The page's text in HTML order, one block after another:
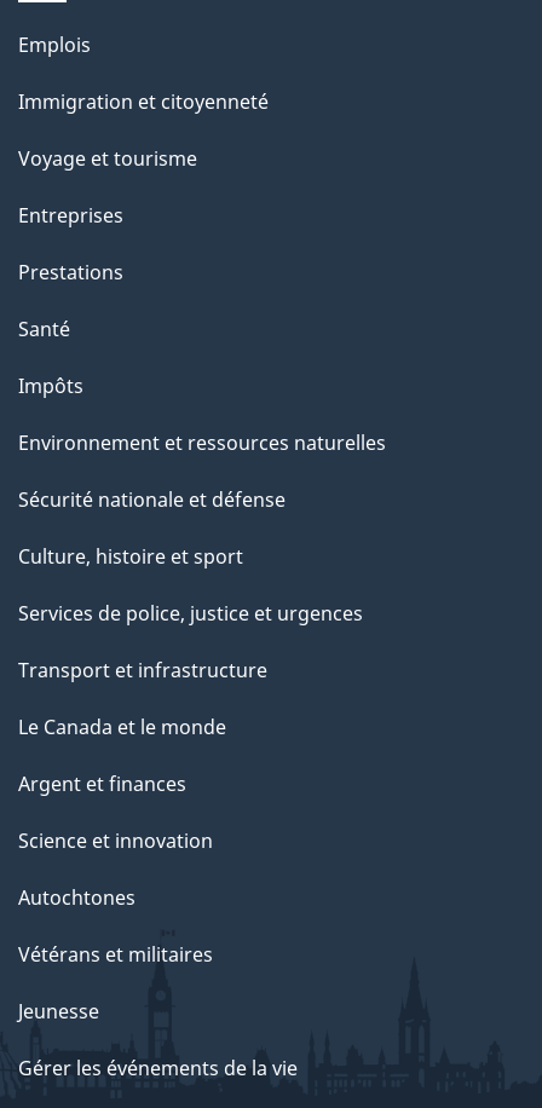
l
a
a
g
"
Thèmes
sujets
Emplois
Immigration et citoyenneté
Voyage et tourisme
Entreprises
Prestations
Santé
Impôts
Environnement et ressources naturelles
Sécurité nationale et défense
Culture, histoire et sport
Services de police, justice et urgences
Transport et infrastructure
Le Canada et le monde
Argent et finances
Science et innovation
Autochtones
Vétérans et militaires
Jeunesse
Gérer les événements de la vie